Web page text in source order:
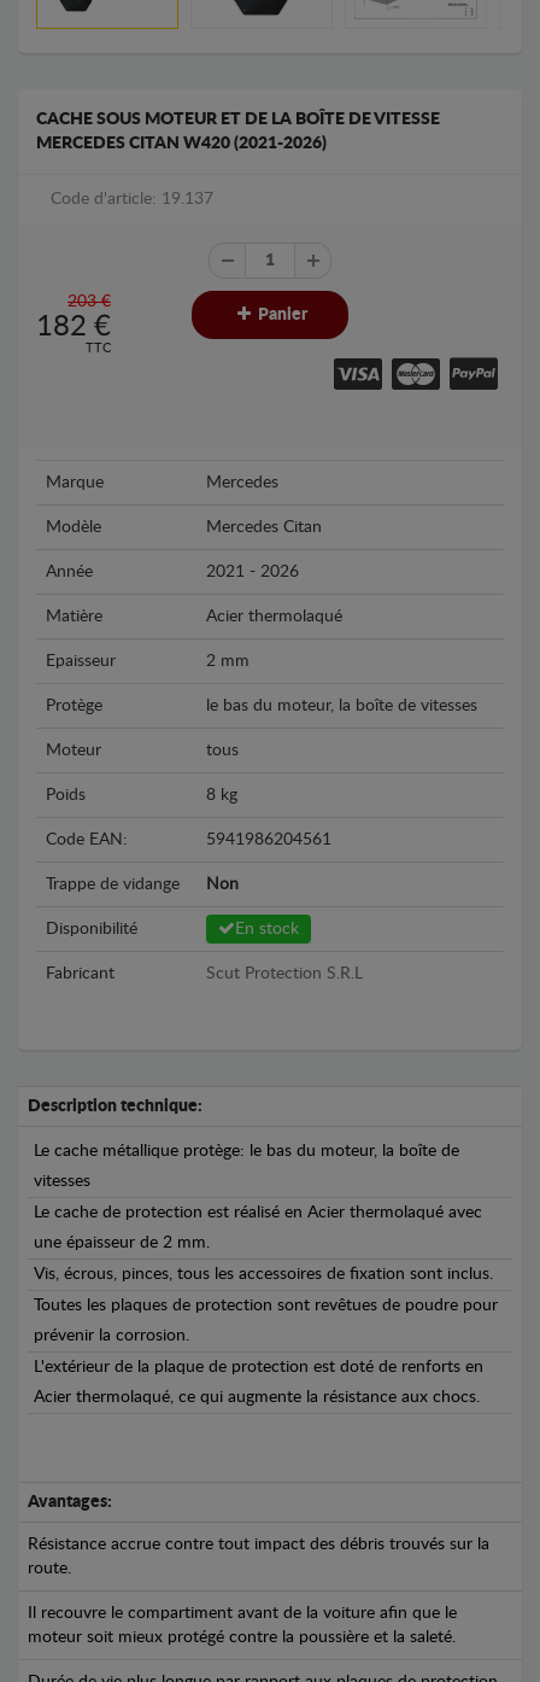
CACHE SOUS MOTEUR ET DE LA BOÎTE DE VITESSE
MERCEDES CITAN W420 (2021-2026)
Code d'article: 19.137
203 €
182 €
TTC
Panier
Marque Mercedes
Modèle Mercedes Citan
Année 2021 - 2026
Matière Acier thermolaqué
Epaisseur 2 mm
Protège le bas du moteur, la boîte de vitesses
Moteur tous
Poids 8 kg
Code EAN: 5941986204561
Trappe de vidange Non
Disponibilité En stock
Fabricant Scut Protection S.R.L
Description technique:
Le cache métallique protège: le bas du moteur, la boîte de
vitesses
Le cache de protection est réalisé en Acier thermolaqué avec
une épaisseur de 2 mm.
Vis, écrous, pinces, tous les accessoires de fixation sont inclus.
Toutes les plaques de protection sont revêtues de poudre pour
prévenir la corrosion.
L'extérieur de la plaque de protection est doté de renforts en
Acier thermolaqué, ce qui augmente la résistance aux chocs.
Avantages:
Résistance accrue contre tout impact des débris trouvés sur la
route.
Il recouvre le compartiment avant de la voiture afin que le
moteur soit mieux protégé contre la poussière et la saleté.